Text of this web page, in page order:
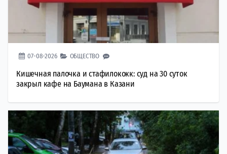
07-08-2026 ОБЩЕСТВО
Кишечная палочка и стафилококк: суд на 30 суток
закрыл кафе на Баумана в Казани